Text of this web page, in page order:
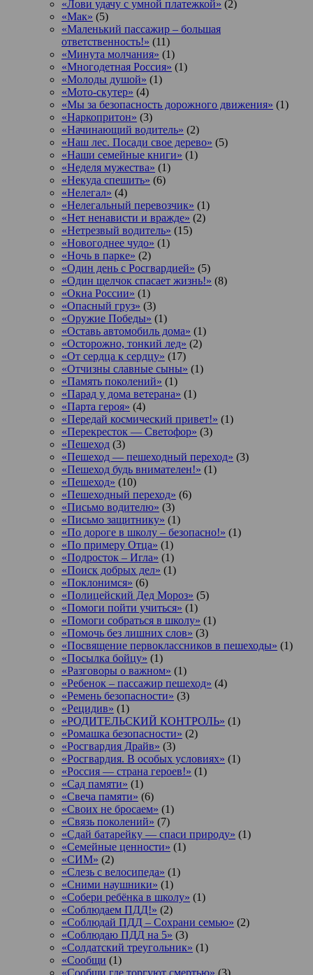
«Лови удачу с умной платежкой» (2)
«Мак» (5)
«Маленький пассажир – большая
ответственность!» (11)
«Минута молчания» (1)
«Многодетная Россия» (1)
«Молоды душой» (1)
«Мото-скутер» (4)
«Мы за безопасность дорожного движения» (1)
«Наркопритон» (3)
«Начинающий водитель» (2)
«Наш лес. Посади свое дерево» (5)
«Наши семейные книги» (1)
«Неделя мужества» (1)
«Некуда спешить» (6)
«Нелегал» (4)
«Нелегальный перевозчик» (1)
«Нет ненависти и вражде» (2)
«Нетрезвый водитель» (15)
«Новогоднее чудо» (1)
«Ночь в парке» (2)
«Один день с Росгвардией» (5)
«Один щелчок спасает жизнь!» (8)
«Окна России» (1)
«Опасный груз» (3)
«Оружие Победы» (1)
«Оставь автомобиль дома» (1)
«Осторожно, тонкий лед» (2)
«От сердца к сердцу» (17)
«Отчизны славные сыны» (1)
«Память поколений» (1)
«Парад у дома ветерана» (1)
«Парта героя» (4)
«Передай космический привет!» (1)
«Перекресток — Светофор» (3)
«Пешеход (3)
«Пешеход — пешеходный переход» (3)
«Пешеход будь внимателен!» (1)
«Пешеход» (10)
«Пешеходный переход» (6)
«Письмо водителю» (3)
«Письмо защитнику» (1)
«По дороге в школу – безопасно!» (1)
«По примеру Отца» (1)
«Подросток ‒ Игла» (1)
«Поиск добрых дел» (1)
«Поклонимся» (6)
«Полицейский Дед Мороз» (5)
«Помоги пойти учиться» (1)
«Помоги собраться в школу» (1)
«Помочь без лишних слов» (3)
«Посвящение первоклассников в пешеходы» (1)
«Посылка бойцу» (1)
«Разговоры о важном» (1)
«Ребенок – пассажир пешеход» (4)
«Ремень безопасности» (3)
«Рецидив» (1)
«РОДИТЕЛЬСКИЙ КОНТРОЛЬ» (1)
«Ромашка безопасности» (2)
«Росгвардия Драйв» (3)
«Росгвардия. В особых условиях» (1)
«Россия — страна героев!» (1)
«Сад памяти» (1)
«Свеча памяти» (6)
«Своих не бросаем» (1)
«Связь поколений» (7)
«Сдай батарейку — спаси природу» (1)
«Семейные ценности» (1)
«СИМ» (2)
«Слезь с велосипеда» (1)
«Сними наушники» (1)
«Собери ребёнка в школу» (1)
«Соблюдаем ПДД!» (2)
«Соблюдай ПДД – Сохрани семью» (2)
«Соблюдаю ПДД на 5» (3)
«Солдатский треугольник» (1)
«Сообщи (1)